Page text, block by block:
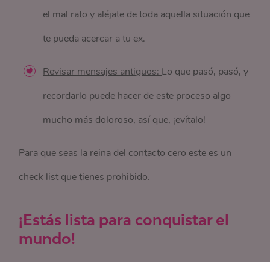
el mal rato y aléjate de toda aquella situación que
te pueda acercar a tu ex.
Revisar mensajes antiguos: Lo que pasó, pasó, y
recordarlo puede hacer de este proceso algo
mucho más doloroso, así que, ¡evítalo!
Para que seas la reina del contacto cero este es un
check list que tienes prohibido.
¡Estás lista para conquistar el
mundo!